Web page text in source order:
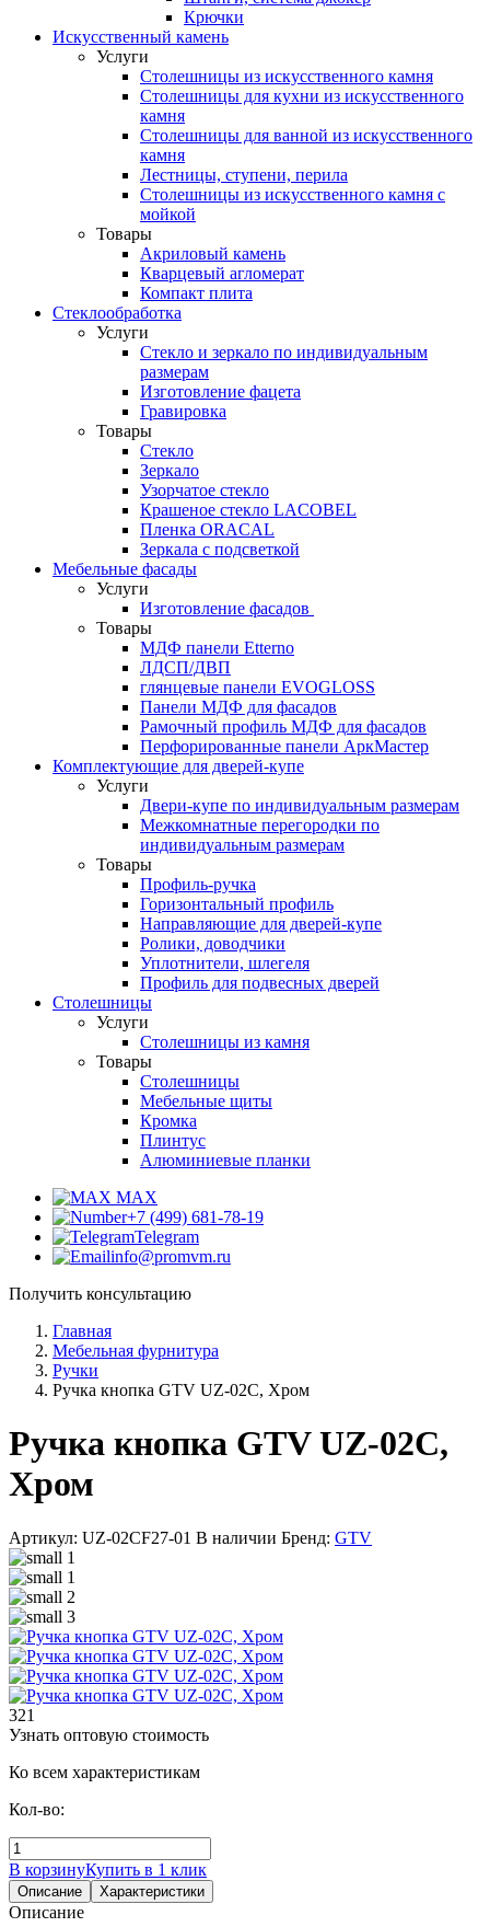
Крючки
Искусственный камень
Услуги
Столешницы из искусственного камня
Столешницы для кухни из искусственного
камня
Столешницы для ванной из искусственного
камня
Лестницы, ступени, перила
Столешницы из искусственного камня с
мойкой
Товары
Акриловый камень
Кварцевый агломерат
Компакт плита
Стеклообработка
Услуги
Стекло и зеркало по индивидуальным
размерам
Изготовление фацета
Гравировка
Товары
Стекло
Зеркало
Узорчатое стекло
Крашеное стекло LACOBEL
Пленка ORACAL
Зеркала с подсветкой
Мебельные фасады
Услуги
Изготовление фасадов
Товары
МДФ панели Etterno
ЛДСП/ДВП
глянцевые панели EVOGLOSS
Панели МДФ для фасадов
Рамочный профиль МДФ для фасадов
Перфорированные панели АркМастер
Комплектующие для дверей-купе
Услуги
Двери-купе по индивидуальным размерам
Межкомнатные перегородки по
индивидуальным размерам
Товары
Профиль-ручка
Горизонтальный профиль
Направляющие для дверей-купе
Ролики, доводчики
Уплотнители, шлегеля
Профиль для подвесных дверей
Столешницы
Услуги
Столешницы из камня
Товары
Столешницы
Мебельные щиты
Кромка
Плинтус
Алюминиевые планки
MAX
+7 (499) 681-78-19
Telegram
info@promvm.ru
Получить консультацию
Главная
Мебельная фурнитура
Ручки
Ручка кнопка GTV UZ-02C, Хром
Ручка кнопка GTV UZ-02C,
Хром
Артикул: UZ-02CF27-01 В наличии Бренд: GTV
321
Узнать оптовую стоимость
Ко всем характеристикам
Кол-во:
В корзинуКупить в 1 клик
Описание Характеристики
Описание